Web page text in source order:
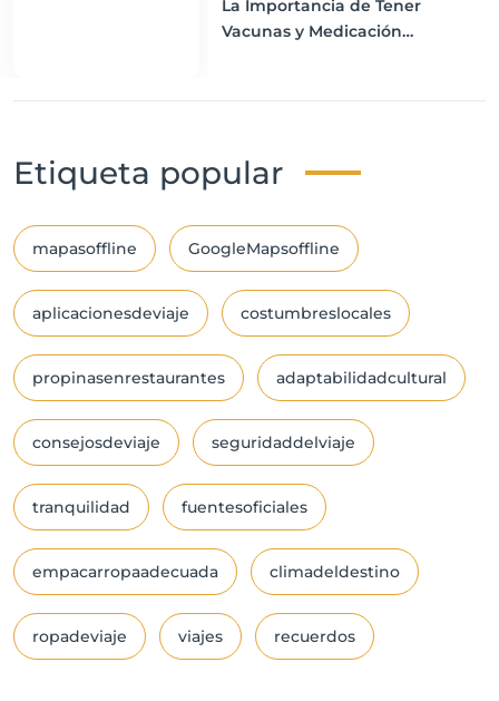
La Importancia de Tener
Vacunas y Medicación
Etiqueta popular
mapasoffline GoogleMapsoffline
aplicacionesdeviaje costumbreslocales
propinasenrestaurantes adaptabilidadcultural
consejosdeviaje seguridaddelviaje
tranquilidad fuentesoficiales
empacarropaadecuada climadeldestino
ropadeviaje viajes recuerdos